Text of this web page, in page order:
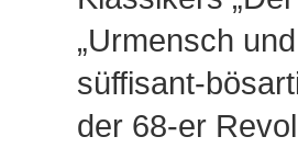
„Urmensch
süffisant-
der 68-er